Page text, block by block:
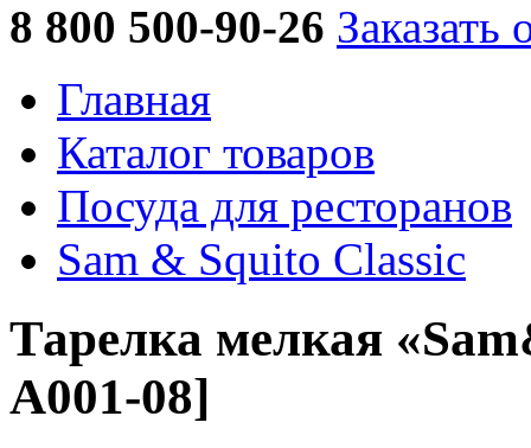
8 800 500-90-26 Заказать
Главная
Каталог товаров
Посуда для ресторанов
Sam & Squito Classic
Тарелка мелкая
А001-08]